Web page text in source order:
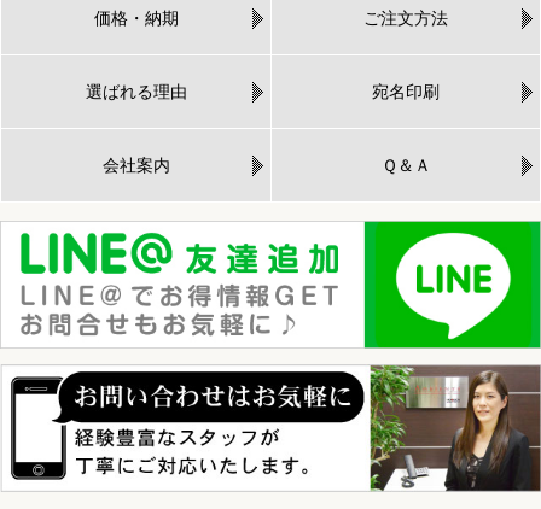
価格・納期 ご注文方法
選ばれる理由 宛名印刷
会社案内 Ｑ＆Ａ